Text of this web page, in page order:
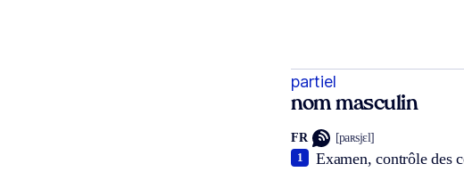
partiel
nom masculin
FR [paʀsjɛl]
Examen, contrôle des
1